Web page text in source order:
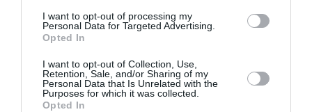
I want to opt-out of processing my
Personal Data for Targeted Advertising.
Opted In
I want to opt-out of Collection, Use,
Retention, Sale, and/or Sharing of my
Personal Data that Is Unrelated with the
Purposes for which it was collected.
Opted In
LE 9 AOÛT 1912 DANS LE